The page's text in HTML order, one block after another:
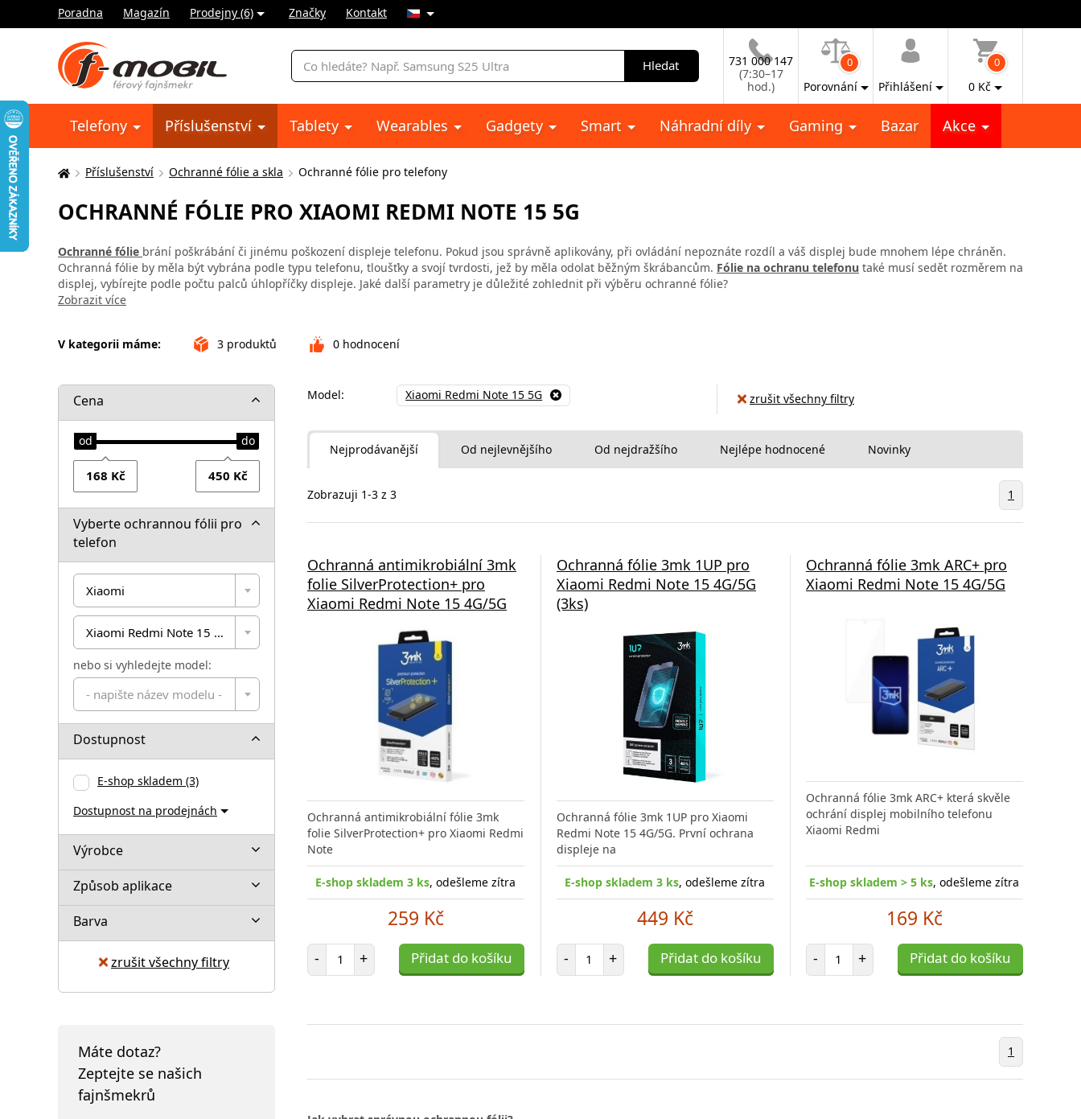
Poradna Magazín Prodejny (6) Značky Kontakt
Vyhledávání
Hledat
731 000 147
(7:30–17
hod.)
0
Porovnání Přihlášení
0
0 Kč
Telefony Příslušenství Tablety Wearables Gadgety Smart Náhradní díly Gaming Bazar Akce
Zde
nacházíte:
Příslušenství Ochranné fólie a skla Ochranné fólie pro telefony
OCHRANNÉ FÓLIE PRO XIAOMI REDMI NOTE 15 5G
Ochranné fólie brání poškrábání či jinému poškození displeje telefonu. Pokud jsou správně aplikovány, při ovládání nepoznáte rozdíl a váš displej bude mnohem lépe chráněn.
Ochranná fólie by měla být vybrána podle typu telefonu, tloušťky a svojí tvrdosti, jež by měla odolat běžným škrábancům. Fólie na ochranu telefonu také musí sedět rozměrem na
displej, vybírejte podle počtu palců úhlopříčky displeje. Jaké další parametry je důležité zohlednit při výběru ochranné fólie?
Zobrazit více
V kategorii máme: 3 produktů 0 hodnocení
Cena
Vyberte ochrannou fólii pro
telefon
Xiaomi
Xiaomi Redmi Note 15 5G
nebo si vyhledejte model:
- napište název modelu -
Dostupnost
E-shop skladem (3)
Dostupnost na prodejnách
Výrobce
Způsob aplikace
Barva
zrušit všechny filtry
Máte dotaz?
Zeptejte se našich
fajnšmekrů
Model: Xiaomi Redmi Note 15 5G zrušit všechny filtry
Nejprodávanější Od nejlevnějšího Od nejdražšího Nejlépe hodnocené Novinky
Zobrazuji 1-3 z 3 1
Ochranná antimikrobiální 3mk
folie SilverProtection+ pro
Xiaomi Redmi Note 15 4G/5G
Ochranná antimikrobiální fólie 3mk
folie SilverProtection+ pro Xiaomi Redmi
Note
E-shop skladem 3 ks, odešleme zítra
259 Kč
- Počet položek
+ Přidat do košíku
Ochranná fólie 3mk 1UP pro
Xiaomi Redmi Note 15 4G/5G
(3ks)
Ochranná fólie 3mk 1UP pro Xiaomi
Redmi Note 15 4G/5G. První ochrana
displeje na
E-shop skladem 3 ks, odešleme zítra
449 Kč
- Počet položek
+ Přidat do košíku
Ochranná fólie 3mk ARC+ pro
Xiaomi Redmi Note 15 4G/5G
Ochranná fólie 3mk ARC+ která skvěle
ochrání displej mobilního telefonu
Xiaomi Redmi
E-shop skladem > 5 ks, odešleme zítra
169 Kč
- Počet položek
+ Přidat do košíku
1